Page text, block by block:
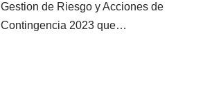
Gestion de Riesgo y Acciones de
Contingencia 2023 que…